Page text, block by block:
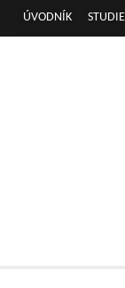
Hlavní menu
ÚVODNÍK STUDIE